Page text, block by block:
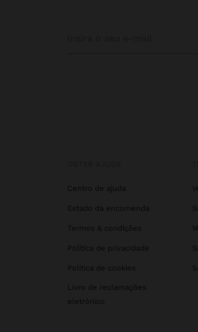
Centro de ajuda
Estado da encomenda
Termos & condições
Política de privacidade
Política de cookies
Livro de reclamações
eletrónico